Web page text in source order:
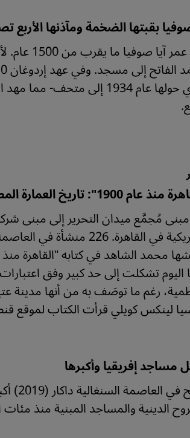
بقبتها الضخمة ومآذنها
-الذي حولها عام 1934
تاريخ العمارة المصرية الحديثة المعتَّم عليه
مُجمَّع ميدان التحرير إلى مبنى
اليوم تشكلت إلى حد كبير وفق
رغم ما توصَف به من أنها مدينة
لينكس كويلي قرأت الكتاب لموقع
مساجد إفريقيا وأكبرها
الدينية والمساجد المبنية منذ